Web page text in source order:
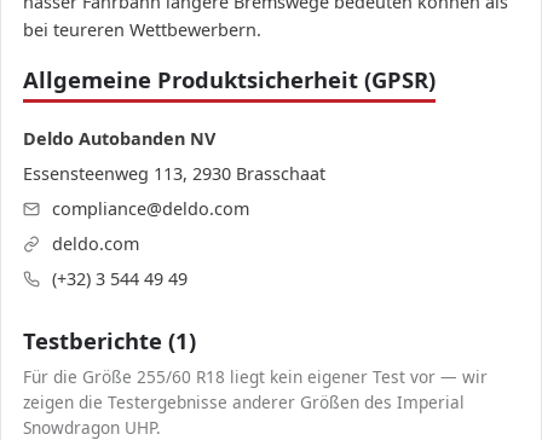
bei teureren Wettbewerbern.
Allgemeine Produktsicherheit (GPSR)
Deldo Autobanden NV
Essensteenweg 113, 2930 Brasschaat
compliance@deldo.com
deldo.com
(+32) 3 544 49 49
Testberichte (1)
Für die Größe 255/60 R18 liegt kein eigener Test vor — wir
zeigen die Testergebnisse anderer Größen des Imperial
Snowdragon UHP.